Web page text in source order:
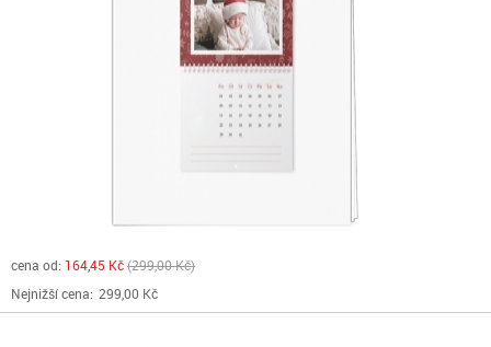
cena od: 164,45 Kč 299,00 Kč
Nejnižší cena: 299,00 Kč